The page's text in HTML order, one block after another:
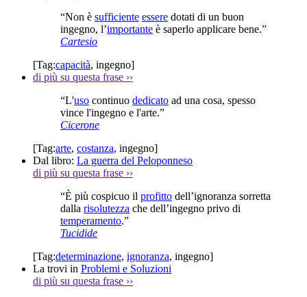
“Non è sufficiente essere dotati di un buon
ingegno, l’importante è saperlo applicare bene.”
Cartesio
[Tag:capacità, ingegno]
di più su questa frase ››
“L'uso continuo dedicato ad una cosa, spesso
vince l'ingegno e l'arte.”
Cicerone
[Tag:arte, costanza, ingegno]
Dal libro: La guerra del Peloponneso
di più su questa frase ››
“È più cospicuo il profitto dell’ignoranza sorretta
dalla risolutezza che dell’ingegno privo di
temperamento.”
Tucidide
[Tag:determinazione, ignoranza, ingegno]
La trovi in Problemi e Soluzioni
di più su questa frase ››